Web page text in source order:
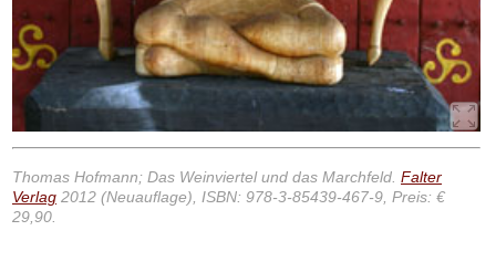
Thomas Hofmann; Das Weinviertel und das Marchfeld. Falter
Verlag 2012 (Neuauflage), ISBN: 978-3-85439-467-9, Preis: €
29,90.